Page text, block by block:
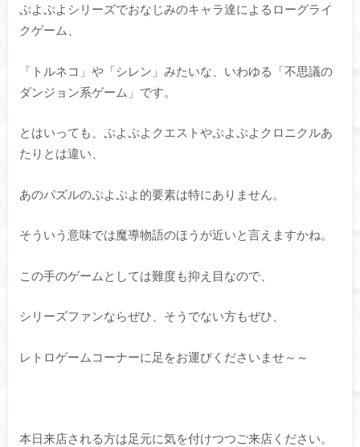
ぷよぷよシリーズでおなじみのキャラ達によるローグライ
クゲーム、
「トルネコ」や「シレン」みたいな、いわゆる「不思議の
ダンジョン系ゲーム」です。
とはいっても、ぷよぷよクエストやぷよぷよクロニクルあ
たりとは違い、
あのパズルのぷよぷよ的要素は特にありません。
そういう意味では魔導物語のほうが近いと言えますかね。
この手のゲームとしては難度も抑え目なので、
シリーズファンならぜひ、そうでない方もぜひ、
レトロゲームコーナーに足をお運びくださいませ～～
本日来店される方は足元に気を付けつつご来店ください。